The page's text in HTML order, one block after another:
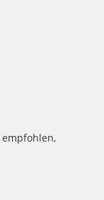
empfohlen,